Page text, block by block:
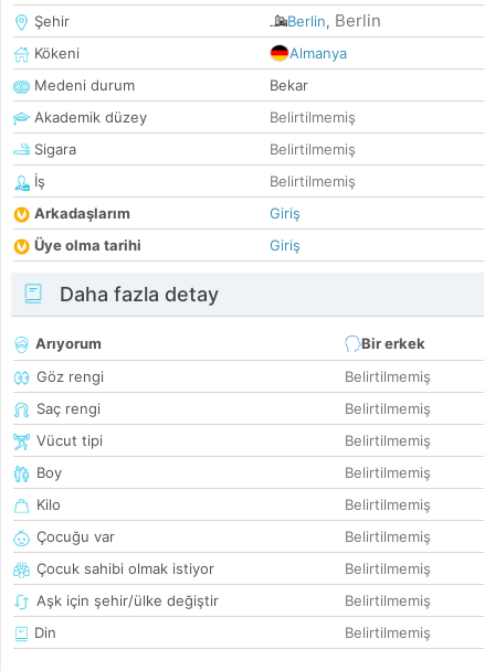
Şehir
Berlin, Berlin
Kökeni
Almanya
Medeni durum
Bekar
Akademik düzey
Belirtilmemiş
Sigara
Belirtilmemiş
İş
Belirtilmemiş
Arkadaşlarım
Giriş
Üye olma tarihi
Giriş
Daha fazla detay
Arıyorum
Bir erkek
Göz rengi
Belirtilmemiş
Saç rengi
Belirtilmemiş
Vücut tipi
Belirtilmemiş
Boy
Belirtilmemiş
Kilo
Belirtilmemiş
Çocuğu var
Belirtilmemiş
Çocuk sahibi olmak istiyor
Belirtilmemiş
Aşk için şehir/ülke değiştir
Belirtilmemiş
Din
Belirtilmemiş